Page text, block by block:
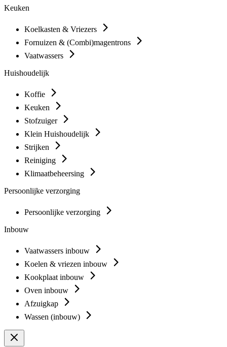
Keuken
Koelkasten & Vriezers
Fornuizen & (Combi)magentrons
Vaatwassers
Huishoudelijk
Koffie
Keuken
Stofzuiger
Klein Huishoudelijk
Strijken
Reiniging
Klimaatbeheersing
Persoonlijke verzorging
Persoonlijke verzorging
Inbouw
Vaatwassers inbouw
Koelen & vriezen inbouw
Kookplaat inbouw
Oven inbouw
Afzuigkap
Wassen (inbouw)